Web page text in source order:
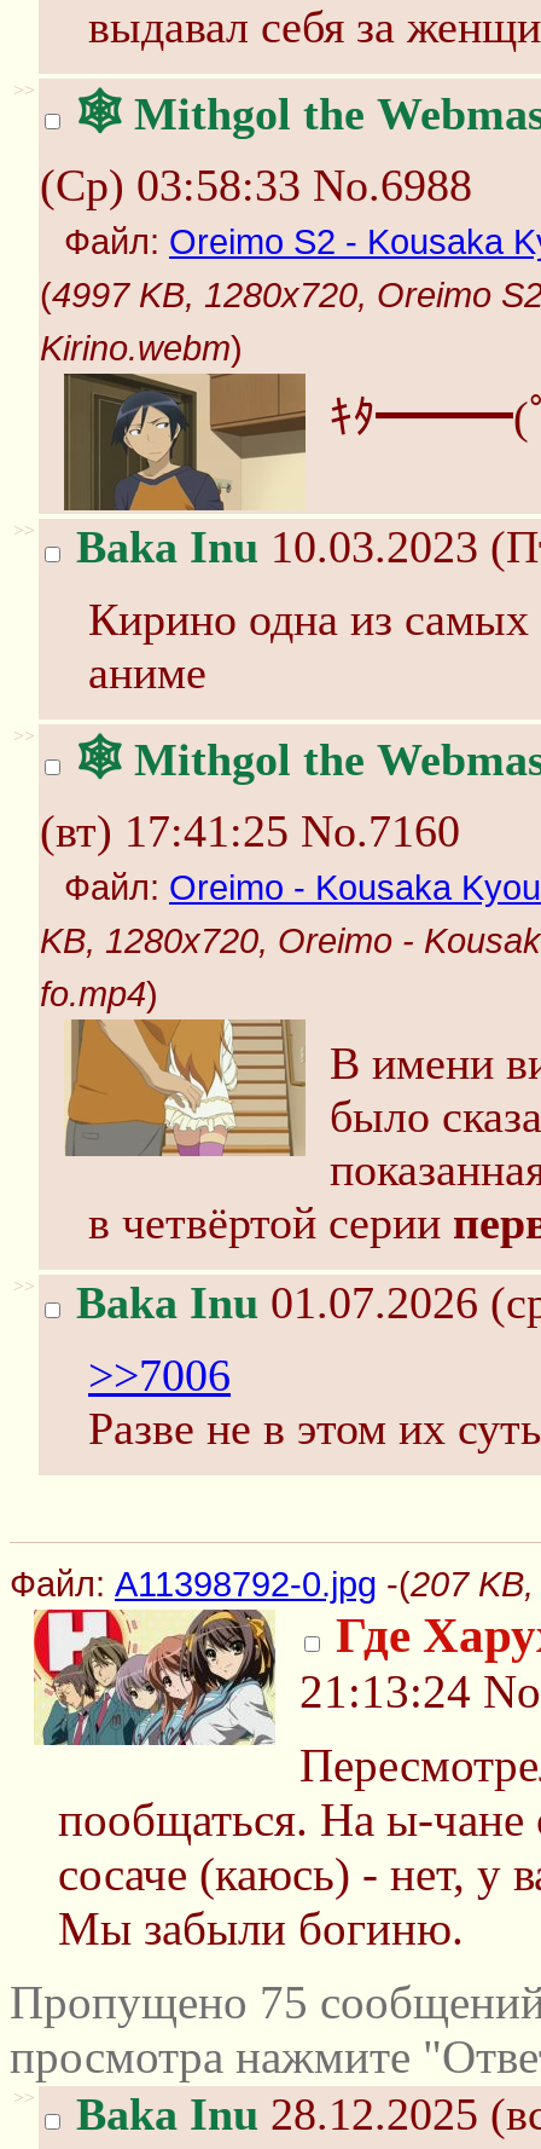
выдавал себя за
>>
🕸️ Mithgol the
(Ср) 03:58:33 No.6988
Файл: Oreimo S2 - Kousaka
(4997 KB, 1280x720, Oreimo
Kirino.webm)
ｷﾀ
>> Baka Inu 10.03.2023
Кирино одна из
аниме
>>
🕸️ Mithgol the
(вт) 17:41:25 No.7160
Файл: Oreimo - Kousaka
KB, 1280x720, Oreimo -
fo.mp4)
В имени
было
в четвёртой серии
>> Baka Inu 01.07.2026
>>7006
Разве не в этом их
Файл: A11398792-0.jpg -(207
Где
21:13:24
пообщаться. На ы-
сосаче (каюсь) - нет, у
Мы забыли богиню.
Пропущено 75
просмотра нажмите
>> Baka Inu 28.12.2025